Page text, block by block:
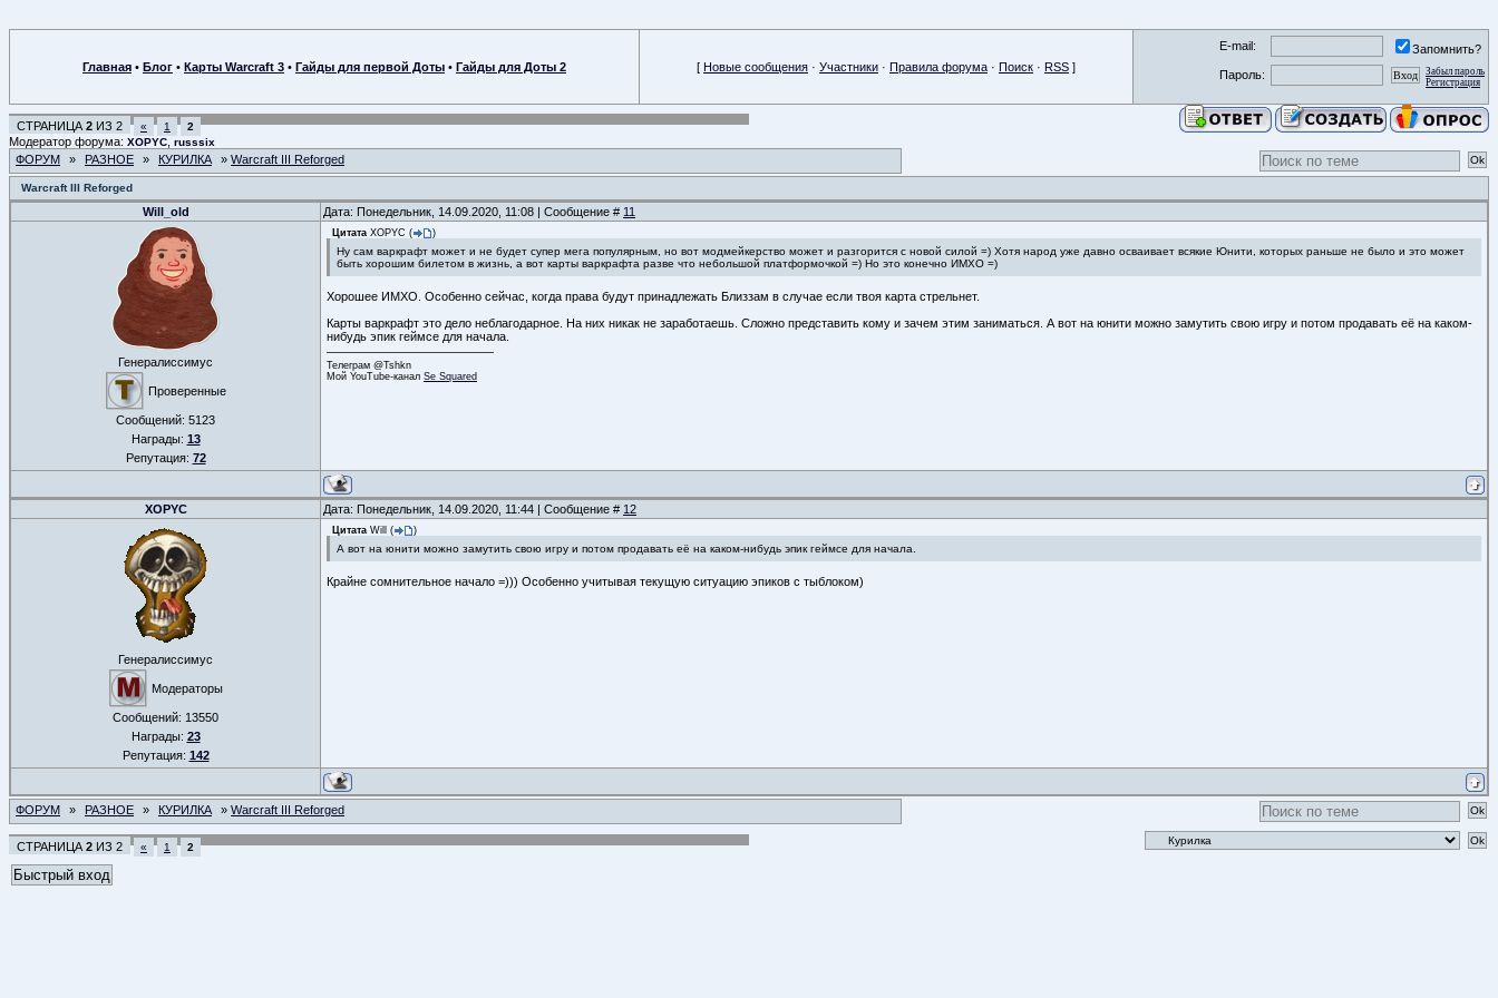
Главная • Блог • Карты Warcraft 3 • Гайды для первой Доты • Гайды для Доты 2 [ Новые сообщения · Участники · Правила форума · Поиск · RSS ]
E-mail:
Запомнить?
Пароль:
Забыл пароль
Регистрация
СТРАНИЦА 2 ИЗ 2 « 1 2
Модератор форума: XOPYC russsix
ФОРУМ » РАЗНОЕ » КУРИЛКА » Warcraft III Reforged
Warcraft III Reforged
Will_old Дата: Понедельник, 14.09.2020, 11:08 | Сообщение # 11
Генералиссимус
Проверенные
Сообщений: 5123
Награды: 13
Репутация: 72
Цитата XOPYC ( )
Ну сам варкрафт может и не будет супер мега популярным, но вот модмейкерство может и разгорится с новой силой =) Хотя народ уже давно осваивает всякие Юнити, которых раньше не было и это может
быть хорошим билетом в жизнь, а вот карты варкрафта разве что небольшой платформочкой =) Но это конечно ИМХО =)
Хорошее ИМХО. Особенно сейчас, когда права будут принадлежать Близзам в случае если твоя карта стрельнет.
Карты варкрафт это дело неблагодарное. На них никак не заработаешь. Сложно представить кому и зачем этим заниматься. А вот на юнити можно замутить свою игру и потом продавать её на каком-
нибудь эпик геймсе для начала.
Телеграм @Tshkn
Мой YouTube-канал Se Squared
XOPYC Дата: Понедельник, 14.09.2020, 11:44 | Сообщение # 12
Генералиссимус
Модераторы
Сообщений: 13550
Награды: 23
Репутация: 142
Цитата Will ( )
А вот на юнити можно замутить свою игру и потом продавать её на каком-нибудь эпик геймсе для начала.
Крайне сомнительное начало =))) Особенно учитывая текущую ситуацию эпиков с тыблоком)
ФОРУМ » РАЗНОЕ » КУРИЛКА » Warcraft III Reforged
СТРАНИЦА 2 ИЗ 2 « 1 2